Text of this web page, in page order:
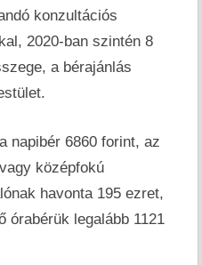
konzultációs
2020-ban szintén 8
a bérajánlás
napibér 6860 forint, az
középfokú
havonta 195 ezret,
órabérük legalább 1121